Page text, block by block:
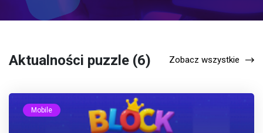
Aktualności puzzle (6) Zobacz wszystkie
Mobile